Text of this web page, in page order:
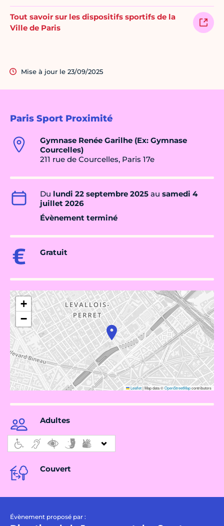
Paris Sport Proximité
Gymnase Renée Garilhe (Ex: Gymnase
Courcelles)
211 rue de Courcelles, Paris 17e
Du lundi 22 septembre 2025 au samedi 4
juillet 2026
Évènement terminé
Gratuit
+
−
Leaflet|Map data ©OpenStreetMapcontributors
Adultes
Couvert
Évènement proposé par :
Tout savoir sur les dispositifs sportifs de la
Ville de Paris
Mise à jour le 23/09/2025